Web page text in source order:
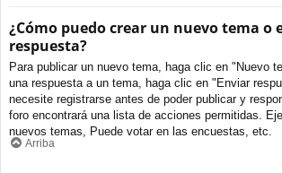
¿Cómo puedo crear un nuevo tema o
respuesta?
Para publicar un nuevo tema, haga clic en "Nuevo
una respuesta a un tema, haga clic en "Enviar
necesite registrarse antes de poder publicar y
foro encontrará una lista de acciones permitidas.
nuevos temas, Puede votar en las encuestas, etc.
Arriba